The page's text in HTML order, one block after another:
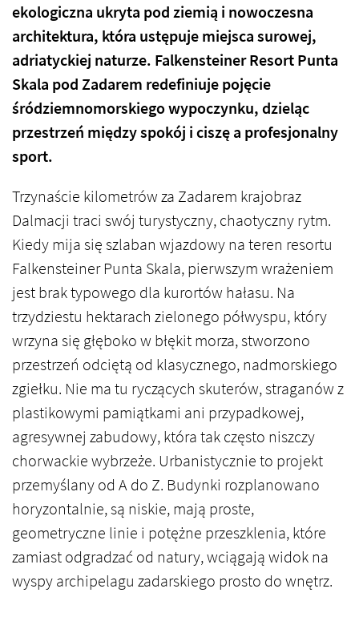
ekologiczna ukryta pod ziemią i nowoczesna
architektura, która ustępuje miejsca surowej,
adriatyckiej naturze. Falkensteiner Resort Punta
Skala pod Zadarem redefiniuje pojęcie
śródziemnomorskiego wypoczynku, dzieląc
przestrzeń między spokój i ciszę a profesjonalny
sport.
Trzynaście kilometrów za Zadarem krajobraz
Dalmacji traci swój turystyczny, chaotyczny rytm.
Kiedy mija się szlaban wjazdowy na teren resortu
Falkensteiner Punta Skala, pierwszym wrażeniem
jest brak typowego dla kurortów hałasu. Na
trzydziestu hektarach zielonego półwyspu, który
wrzyna się głęboko w błękit morza, stworzono
przestrzeń odciętą od klasycznego, nadmorskiego
zgiełku. Nie ma tu ryczących skuterów, straganów z
plastikowymi pamiątkami ani przypadkowej,
agresywnej zabudowy, która tak często niszczy
chorwackie wybrzeże. Urbanistycznie to projekt
przemyślany od A do Z. Budynki rozplanowano
horyzontalnie, są niskie, mają proste,
geometryczne linie i potężne przeszklenia, które
zamiast odgradzać od natury, wciągają widok na
wyspy archipelagu zadarskiego prosto do wnętrz.